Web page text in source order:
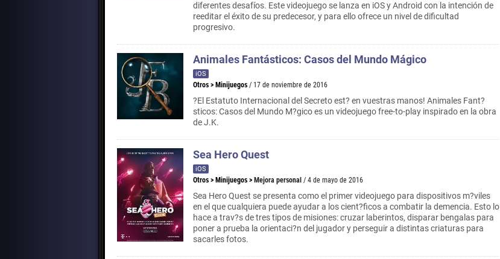
diferentes desafíos. Este videojuego se lanza en iOS y Android con la intención de
reeditar el éxito de su predecesor, y para ello ofrece un nivel de dificultad
progresivo.
Animales Fantásticos: Casos del Mundo Mágico
iOS
Otros > Minijuegos / 17 de noviembre de 2016
?El Estatuto Internacional del Secreto est? en vuestras manos! Animales Fant?
sticos: Casos del Mundo M?gico es un videojuego free-to-play inspirado en la obra
de J.K.
Sea Hero Quest
iOS
Otros > Minijuegos > Mejora personal / 4 de mayo de 2016
Sea Hero Quest se presenta como el primer videojuego para dispositivos m?viles
en el que cualquiera puede ayudar a los cient?ficos a combatir la demencia. Esto lo
hace a trav?s de tres tipos de misiones: cruzar laberintos, disparar bengalas para
poner a prueba la orientaci?n del jugador y perseguir a distintas criaturas para
sacarles fotos.